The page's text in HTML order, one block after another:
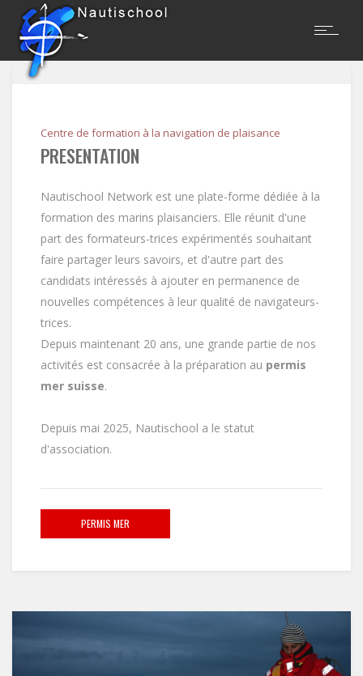
Centre de formation à la navigation de plaisance
PRESENTATION
Nautischool Network est une plate-forme dédiée à la
formation des marins plaisanciers. Elle réunit d'une
part des formateurs-trices expérimentés souhaitant
faire partager leurs savoirs, et d'autre part des
candidats intéressés à ajouter en permanence de
nouvelles compétences à leur qualité de navigateurs-
trices.
Depuis maintenant 20 ans, une grande partie de nos
activités est consacrée à la préparation au permis
mer suisse.
Depuis mai 2025, Nautischool a le statut
d'association.
PERMIS MER